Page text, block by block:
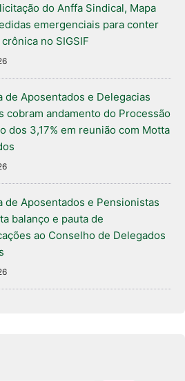
do Anffa Sindical, Mapa
emergenciais para conter
no SIGSIF
de Aposentados e Delegacias
cobram andamento do Processão
dos 3,17% em reunião com Motta
de Aposentados e Pensionistas
balanço e pauta de
ao Conselho de Delegados